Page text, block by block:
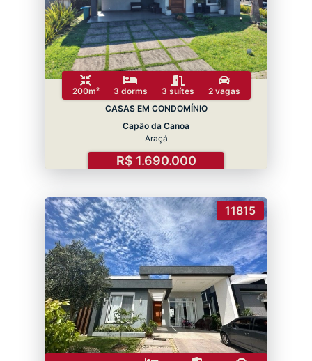
200m² 3 dorms 3 suítes
2 vagas
CASAS EM CONDOMÍNIO
Capão da Canoa
Araçá
R$ 1.690.000
11815